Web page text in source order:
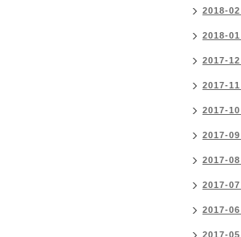
2018-02
2018-01
2017-12
2017-11
2017-10
2017-09
2017-08
2017-07
2017-06
2017-05